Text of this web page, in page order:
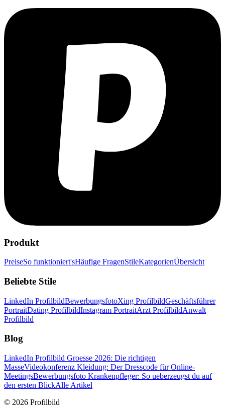
Produkt
PreiseSo funktioniert'sHäufige FragenStileKategorienÜbersicht
Beliebte Stile
LinkedIn ProfilbildBewerbungsfotoXing ProfilbildGeschäftsführer
PortraitDating ProfilbildInstagram PortraitArzt ProfilbildAnwalt
Profilbild
Blog
LinkedIn Profilbild Groesse 2026: Die richtigen
MasseVideokonferenz Kleidung: Der Dresscode für Online-
MeetingsBewerbungsfoto Krankenpfleger: So ueberzeugst du auf
den ersten BlickAlle Artikel
© 2026 Profilbild